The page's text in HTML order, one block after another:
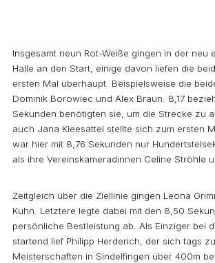
Insgesamt neun Rot-Weiße gingen in der neu
Halle an den Start, einige davon liefen die
ersten Mal überhaupt. Beispielsweise die
Dominik Borowiec und Alex Braun. 8,17
Sekunden benötigten sie, um die Strecke zu
auch Jana Kleesattel stellte sich zum ersten
war hier mit 8,76 Sekunden nur
als ihre Vereinskameradinnen Celine Ströhle
Zeitgleich über die Ziellinie gingen Leona
Kuhn. Letztere legte dabei mit den 8,50
persönliche Bestleistung ab. Als Einziger bei
startend lief Philipp Herderich, der sich tags
Meisterschaften in Sindelfingen über 400m